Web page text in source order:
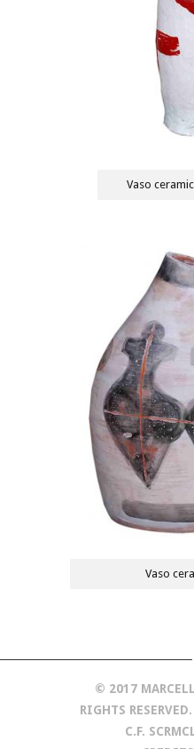
Vaso
Vaso
© 2017
RIGHTS
C.F.